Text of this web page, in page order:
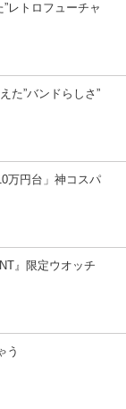
レトロフューチャ
た”バンドらしさ”
万円台」神コスパ
』限定ウオッチ
う